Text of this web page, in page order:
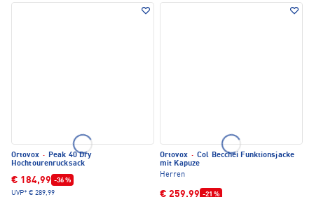
Ortovox · Peak 40 Dry
Hochtourenrucksack
€ 184,99 -36 %
UVP* € 289,99
Ortovox · Col Becchei Funktionsjacke
mit Kapuze
Herren
€ 259,99 -21 %